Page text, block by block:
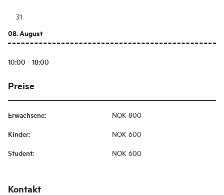
31
08. August
10:00 - 18:00
Preise
Erwachsene: NOK 800
Kinder: NOK 600
Student: NOK 600
Kontakt